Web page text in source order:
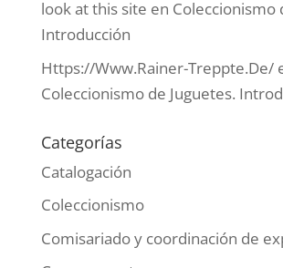
look at this site en Coleccionismo
Introducción
Https://Www.Rainer-Treppte.De/
Coleccionismo de Juguetes.
Categorías
Catalogación
Coleccionismo
Comisariado y coordinación de